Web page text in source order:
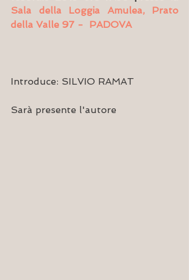
Sala della Loggia Amulea, Prato
della Valle 97 -  PADOVA
Introduce: SILVIO RAMAT
Sarà presente l'autore